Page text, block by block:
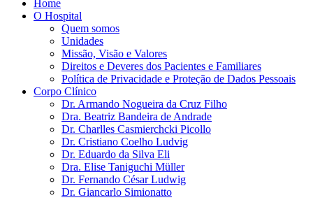
Home
O Hospital
Quem somos
Unidades
Missão, Visão e Valores
Direitos e Deveres dos Pacientes e Familiares
Política de Privacidade e Proteção de Dados Pessoais
Corpo Clínico
Dr. Armando Nogueira da Cruz Filho
Dra. Beatriz Bandeira de Andrade
Dr. Charlles Casmierchcki Picollo
Dr. Cristiano Coelho Ludvig
Dr. Eduardo da Silva Eli
Dra. Elise Taniguchi Müller
Dr. Fernando César Ludwig
Dr. Giancarlo Simionatto